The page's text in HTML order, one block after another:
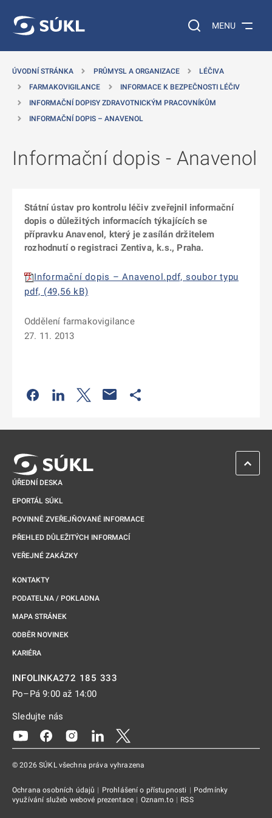
Vyhledávání na
MENU
ÚVODNÍ STRÁNKA PRŮMYSL A ORGANIZACE
LÉČIVA
FARMAKOVIGILANCE
INFORMACE K BEZPEČNOSTI LÉČIV
INFORMAČNÍ DOPISY ZDRAVOTNICKÝM PRACOVNÍKŮM
INFORMAČNÍ DOPIS – ANAVENOL
Informační dopis - Anavenol
Státní ústav pro kontrolu léčiv zveřejnil informační
dopis o důležitých informacích týkajících se
přípravku Anavenol, který je zasílán držitelem
rozhodnutí o registraci Zentiva, k.s., Praha.
Informační dopis – Anavenol.pdf, soubor typu
pdf, (49,56 kB)
Oddělení farmakovigilance
27. 11. 2013
Odkaz se otevře na nové kartě
Odkaz se otevře na nové kartě
Odkaz se otevře na nové kartě
ÚŘEDNÍ DESKA
EPORTÁL SÚKL
POVINNĚ ZVEŘEJŇOVANÉ INFORMACE
PŘEHLED DŮLEŽITÝCH INFORMACÍ
VEŘEJNÉ ZAKÁZKY
KONTAKTY
PODATELNA / POKLADNA
MAPA STRÁNEK
ODBĚR NOVINEK
KARIÉRA
INFOLINKA272 185 333
Po–Pá 9:00 až 14:00
Sledujte nás
Odkaz se otevře na nové kartě
Odkaz se otevře na nové kartě
Odkaz se otevře na nové kartě
Odkaz se otevře na nové kartě
© 2026 SÚKL všechna práva vyhrazena
Ochrana osobních údajů | Prohlášení o přístupnosti | Podmínky
využívání služeb webové prezentace | Oznam.to | RSS
ZPĚT